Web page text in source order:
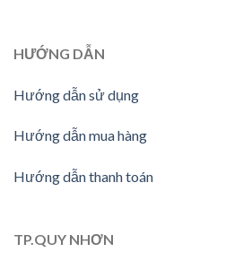
HƯỚNG DẪN
Hướng dẫn sử dụng
Hướng dẫn mua hàng
Hướng dẫn thanh toán
TP.QUY NHƠN